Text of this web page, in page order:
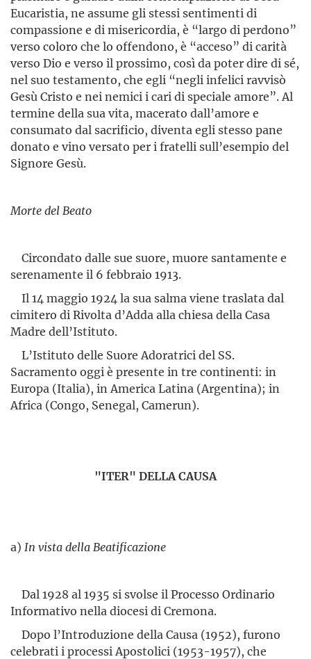
Eucaristia, ne assume gli stessi sentimenti di
compassione e di misericordia, è “largo di perdono”
verso coloro che lo offendono, è “acceso” di carità
verso Dio e verso il prossimo, così da poter dire di sé,
nel suo testamento, che egli “negli infelici ravvisò
Gesù Cristo e nei nemici i cari di speciale amore”. Al
termine della sua vita, macerato dall’amore e
consumato dal sacrificio, diventa egli stesso pane
donato e vino versato per i fratelli sull’esempio del
Signore Gesù.
Morte del Beato
Circondato dalle sue suore, muore santamente e
serenamente il 6 febbraio 1913.
Il 14 maggio 1924 la sua salma viene traslata dal
cimitero di Rivolta d’Adda alla chiesa della Casa
Madre dell’Istituto.
L’Istituto delle Suore Adoratrici del SS.
Sacramento oggi è presente in tre continenti: in
Europa (Italia), in America Latina (Argentina); in
Africa (Congo, Senegal, Camerun).
"ITER" DELLA CAUSA
a) In vista della Beatificazione
Dal 1928 al 1935 si svolse il Processo Ordinario
Informativo nella diocesi di Cremona.
Dopo l’Introduzione della Causa (1952), furono
celebrati i pro­cessi Apostolici (1953-1957), che